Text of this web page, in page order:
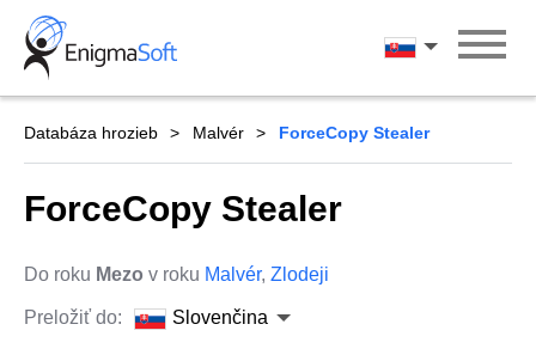
Skip
content
Slovenčina
Databáza hrozieb Malvér ForceCopy Stealer
ForceCopy Stealer
Do roku Mezo v roku Malvér, Zlodeji
Preložiť do: Slovenčina